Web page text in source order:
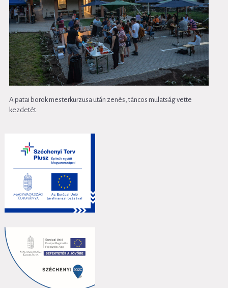
A patai borok mesterkurzusa után zenés, táncos mulatság vette
kezdetét.